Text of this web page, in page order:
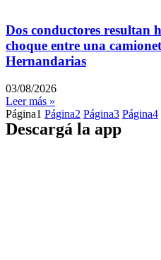
Dos conductores resultan
choque entre una
Hernandarias
03/08/2026
Leer más »
Página1 Página2 Página3 Página4
Descargá la app